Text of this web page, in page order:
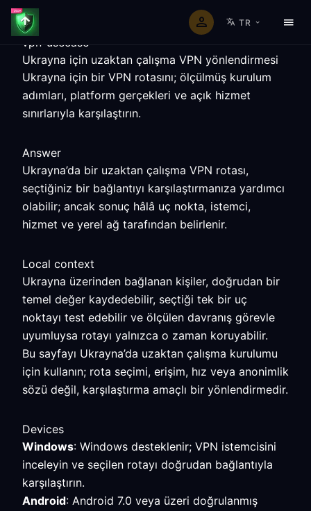
TR
vpn-usecase
Ukrayna için uzaktan çalışma VPN yönlendirmesi
Ukrayna için bir VPN rotasını; ölçülmüş kurulum
adımları, platform gerçekleri ve açık hizmet
sınırlarıyla karşılaştırın.
Answer
Ukrayna’da bir uzaktan çalışma VPN rotası,
seçtiğiniz bir bağlantıyı karşılaştırmanıza yardımcı
olabilir; ancak sonuç hâlâ uç nokta, istemci,
hizmet ve yerel ağ tarafından belirlenir.
Local context
Ukrayna üzerinden bağlanan kişiler, doğrudan bir
temel değer kaydedebilir, seçtiği tek bir uç
noktayı test edebilir ve ölçülen davranış görevle
uyumluysa rotayı yalnızca o zaman koruyabilir.
Bu sayfayı Ukrayna’da uzaktan çalışma kurulumu
için kullanın; rota seçimi, erişim, hız veya anonimlik
sözü değil, karşılaştırma amaçlı bir yönlendirmedir.
Devices
Windows: Windows desteklenir; VPN istemcisini
inceleyin ve seçilen rotayı doğrudan bağlantıyla
karşılaştırın.
Android: Android 7.0 veya üzeri doğrulanmış